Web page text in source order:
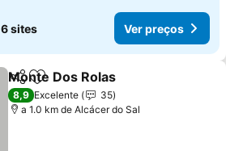
6 sites Ver preços
PartilharAdicionar aos favoritos
Monte Dos Rolas
8,9 Excelente
35
a 1.0 km de Alcácer do Sal